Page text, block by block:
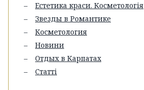
Естетика краси. Косметологія
Звезды в Романтике
Косметология
Новини
Отдых в Карпатах
Статті